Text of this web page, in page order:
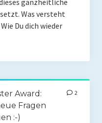
ganzheitliche
Was versteht
Du dich wieder
Award:
Fragen
:-)
2